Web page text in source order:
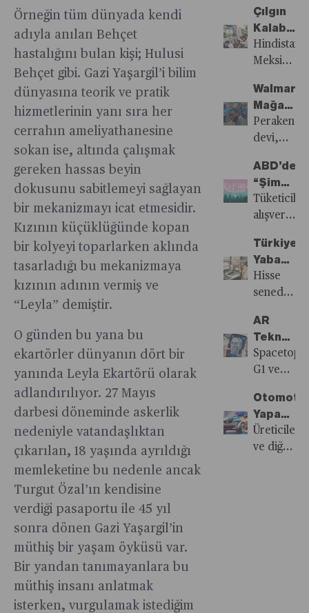
Örneğin tüm dünyada kendi
adıyla anılan Behçet
hastalığını bulan kişi; Hulusi
Behçet gibi. Gazi Yaşargil’i bilim
dünyasına teorik ve pratik
hizmetlerinin yanı sıra her
cerrahın ameliyathanesine
sokan ise, altında çalışmak
gereken hassas beyin
dokusunu sabitlemeyi sağlayan
bir mekanizmayı icat etmesidir.
Kızının küçüklüğünde kopan
bir kolyeyi toparlarken aklında
tasarladığı bu mekanizmaya
kızının adının vermiş ve
“Leyla” demiştir.
O günden bu yana bu
ekartörler dünyanın dört bir
yanında Leyla Ekartörü olarak
adlandırılıyor. 27 Mayıs
darbesi döneminde askerlik
nedeniyle vatandaşlıktan
çıkarılan, 18 yaşında ayrıldığı
memleketine bu nedenle ancak
Turgut Özal’ın kendisine
verdiği pasaportu ile 45 yıl
sonra dönen Gazi Yaşargil’in
müthiş bir yaşam öyküsü var.
Bir yandan tanımayanlara bu
müthiş insanı anlatmak
isterken, vurgulamak istediğim
geçenin”
kazandığı
dönem
aldı.
Peki bu
sıkışıklıktan
bir fırsat
çıkar
mı?
seçime
gideceğine
dikkat
çekerek
geleneksel
olarak
artan
kamu
maliyesine
zarar
uyarısında
bulundu
Ekonomik
Savaş
ve
Topyekun
Doğru
tarifeler,
sadece
Çin-ABD
arasındaki
savaşlarını
değil
tüm
küresel
dengeleri
ve
ticaret
ilişkileri
boyutlar
taşıyor.
atılan
sıkılaşma
adımlarına
rağmen
sanayi
sektörü
canlılığını
korumuştu.
son iki
ayda
tablo
net bir
terse
dönmeye
başladı.
Üstelik
dış talep
de bu
süreçte
sanayiciye
olmuyor.
Çılgın
Seçim
Hindistan,
Meksika
Güney
Afrika
2024’ün
ilk yarısı
bitmeden
“sarsıcı”
seçim
sonuçları
dünya
kendine
yer
Walmart
Mağaza
Müdürleri
500
Bin
Dolar
Perakende
devi,
elde
tutma
oranını
artırmak
amacıyla,
her biri
yüzlerce
çalışanı
yıllık
satışları
100
milyon
aşabilen
mağaza
şeflerinin
ücretlerini
ABD’de
“Şimdi
Al
Sonra
Sistemi
Wall
Street’i
Rahatsız
Ediyor
olanak
tanıyan
‘Şimdi
Al,
Sonra
Öde’
ürünlerini
ancak
bu
kaç tane
Yabancı
Çekme
ve Yerli
Hisse
senedine
getirilirken
yerli ve
yabancı
yatırımcı
arasında
eşitliğin
ve
adaletin
AR
ve
Yapay
ile
Sınıfları
Spacetop
G1 ve
Edu,
eğitim
sürecini
daha
Yapay
Zekanın
Gücü
Üreticiler
ve diğer